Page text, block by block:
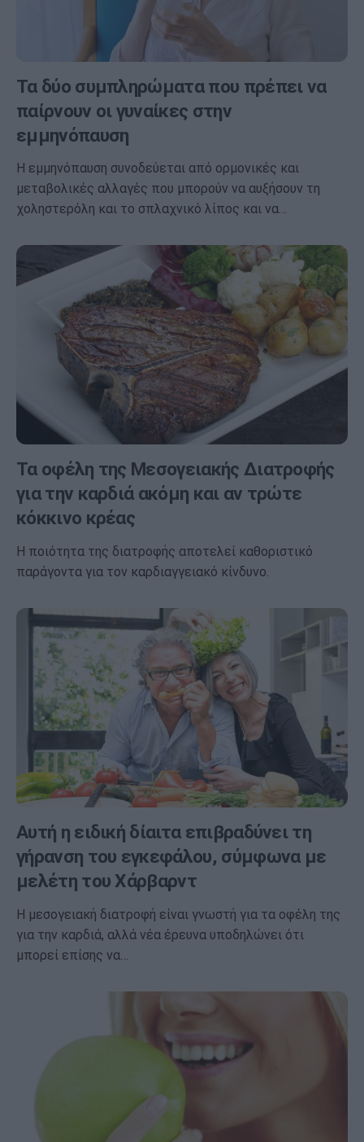
Τα δύο συμπληρώματα που πρέπει να
παίρνουν οι γυναίκες στην
εμμηνόπαυση
Η εμμηνόπαυση συνοδεύεται από ορμονικές και
μεταβολικές αλλαγές που μπορούν να αυξήσουν τη
χοληστερόλη και το σπλαχνικό λίπος και να…
Τα οφέλη της Μεσογειακής Διατροφής
για την καρδιά ακόμη και αν τρώτε
κόκκινο κρέας
Η ποιότητα της διατροφής αποτελεί καθοριστικό
παράγοντα για τον καρδιαγγειακό κίνδυνο.
Αυτή η ειδική δίαιτα επιβραδύνει τη
γήρανση του εγκεφάλου, σύμφωνα με
μελέτη του Χάρβαρντ
Η μεσογειακή διατροφή είναι γνωστή για τα οφέλη της
για την καρδιά, αλλά νέα έρευνα υποδηλώνει ότι
μπορεί επίσης να…